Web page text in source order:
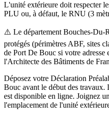
L'unité extérieure doit respecter
PLU ou, à défaut, le RNU (3
⚠️ Le département Bouches-Du-
protégés (périmètres ABF, sites
de Port De Bouc si votre adresse
l'Architecte des Bâtiments de
Déposez votre Déclaration
Bouc avant le début des
est disponible en ligne. Joignez
l'emplacement de l'unité